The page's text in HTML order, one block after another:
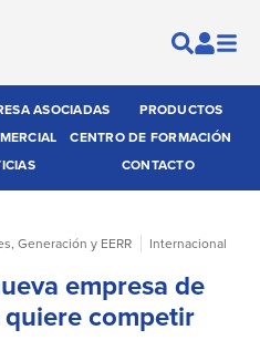
ASOCIADAS
PRODUCTOS
CENTRO DE FORMACIÓN
CONTACTO
, Generación y EERR
Internacional
empresa de
competir